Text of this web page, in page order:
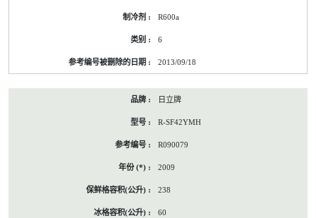
R600a
6
2013/09/18
日立牌
R-SF42YMH
R090079
2009
238
60